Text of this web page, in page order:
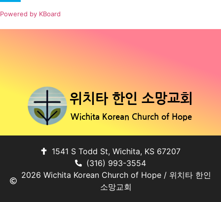
Powered by KBoard
위치타 한인 소망교회
Wichita Korean Church of Hope
1541 S Todd St, Wichita, KS 67207
(316) 993-3554
2026 Wichita Korean Church of Hope / 위치타 한인
소망교회